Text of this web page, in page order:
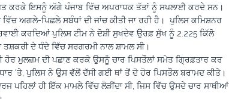
ਕਰਕੇ ਇਸਨੂੰ ਅੱਗੇ ਪੰਜਾਬ ਵਿੱਚ ਅਪਰਾਧਕ ਤੱਤਾਂ ਨੂੰ ਸਪਲਾਈ ਕਰਦੇ ਸਨ।
ਅਗਲੇ-ਪਿਛਲੇ ਸਬੰਧਾਂ ਦੀ ਜਾਂਚ ਕੀਤੀ ਜਾ ਰਹੀ ਹੈ। ਪੁਲਿਸ ਕਮਿਸ਼ਨਰ
ਕਰਦਿਆਂ ਪੁਲਿਸ ਟੀਮ ਨੇ ਦੋਸ਼ੀ ਸੁਖਦੇਵ ਉਰਫ਼ ਸੁੱਖ ਨੂੰ 2.225 ਕਿੱਲੋ
ਦੇ ਧੰਦੇ ਵਿੱਚ ਸਰਗਰਮੀ ਨਾਲ ਸ਼ਾਮਲ ਸੀ।
ਮੁਲਜ਼ਮ ਦੀ ਪਛਾਣ ਕਰਕੇ ਉਸਨੂੰ ਚਾਰ ਪਿਸਤੌਲਾਂ ਸਮੇਤ ਗ੍ਰਿਫ਼ਤਾਰ ਕਰ
‘ਤੇ, ਪੁਲਿਸ ਨੇ ਉਸ ਵੱਲੋਂ ਦੱਸੀ ਗਈ ਥਾਂ ਤੋਂ ਦੋ ਹੋਰ ਪਿਸਤੌਲ ਬਰਾਮਦ ਕੀਤੇ।
ਪਹਿਲਾਂ ਹੀ ਇੱਕ ਮਾਮਲੇ ਵਿੱਚ ਲੋੜੀਂਦਾ ਸੀ, ਜਿਸ ਵਿੱਚ ਉਸਦੇ ਚਾਰ ਸਾਥੀਆਂ